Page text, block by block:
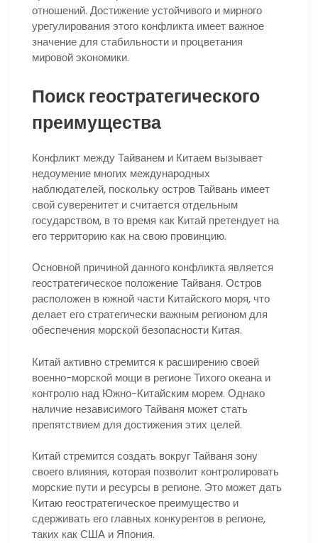
отношений. Достижение устойчивого и мирного
урегулирования этого конфликта имеет важное
значение для стабильности и процветания
мировой экономики.
Поиск геостратегического
преимущества
Конфликт между Тайванем и Китаем вызывает
недоумение многих международных
наблюдателей, поскольку остров Тайвань имеет
свой суверенитет и считается отдельным
государством, в то время как Китай претендует на
его территорию как на свою провинцию.
Основной причиной данного конфликта является
геостратегическое положение Тайваня. Остров
расположен в южной части Китайского моря, что
делает его стратегически важным регионом для
обеспечения морской безопасности Китая.
Китай активно стремится к расширению своей
военно-морской мощи в регионе Тихого океана и
контролю над Южно-Китайским морем. Однако
наличие независимого Тайваня может стать
препятствием для достижения этих целей.
Китай стремится создать вокруг Тайваня зону
своего влияния, которая позволит контролировать
морские пути и ресурсы в регионе. Это может дать
Китаю геостратегическое преимущество и
сдерживать его главных конкурентов в регионе,
таких как США и Япония.